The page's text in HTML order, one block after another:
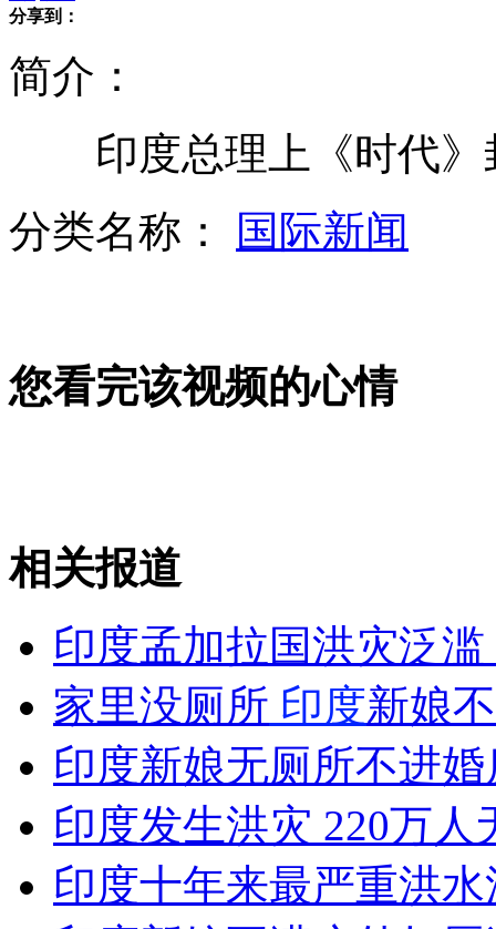
甘肃叫停"卖馒头需行政审批"
利川否认"我靠重庆"是炒作
山西运城恶犬咬伤多人 警民合力深夜将其击毙
女孩北京地铁殴打老人 痛下狠手拳打脚踢
无痛分娩是否安全 医生回应
分享到：
简介：
印度总理上《时代》
分类名称：
国际新闻
您看完该视频的心情
相关报道
印度孟加拉国洪灾泛
家里没厕所 印度新娘
印度新娘无厕所不进婚
印度发生洪灾 220万人
印度十年来最严重洪